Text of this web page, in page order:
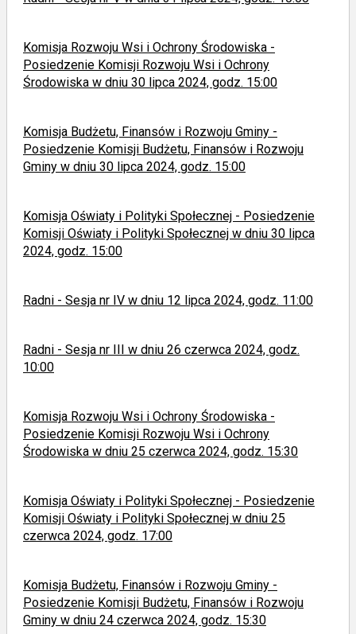
Komisja Rozwoju Wsi i Ochrony Środowiska -
Posiedzenie Komisji Rozwoju Wsi i Ochrony
Środowiska w dniu 30 lipca 2024, godz. 15:00
Komisja Budżetu, Finansów i Rozwoju Gminy -
Posiedzenie Komisji Budżetu, Finansów i Rozwoju
Gminy w dniu 30 lipca 2024, godz. 15:00
Komisja Oświaty i Polityki Społecznej - Posiedzenie
Komisji Oświaty i Polityki Społecznej w dniu 30 lipca
2024, godz. 15:00
Radni - Sesja nr IV w dniu 12 lipca 2024, godz. 11:00
Radni - Sesja nr III w dniu 26 czerwca 2024, godz.
10:00
Komisja Rozwoju Wsi i Ochrony Środowiska -
Posiedzenie Komisji Rozwoju Wsi i Ochrony
Środowiska w dniu 25 czerwca 2024, godz. 15:30
Komisja Oświaty i Polityki Społecznej - Posiedzenie
Komisji Oświaty i Polityki Społecznej w dniu 25
czerwca 2024, godz. 17:00
Komisja Budżetu, Finansów i Rozwoju Gminy -
Posiedzenie Komisji Budżetu, Finansów i Rozwoju
Gminy w dniu 24 czerwca 2024, godz. 15:30